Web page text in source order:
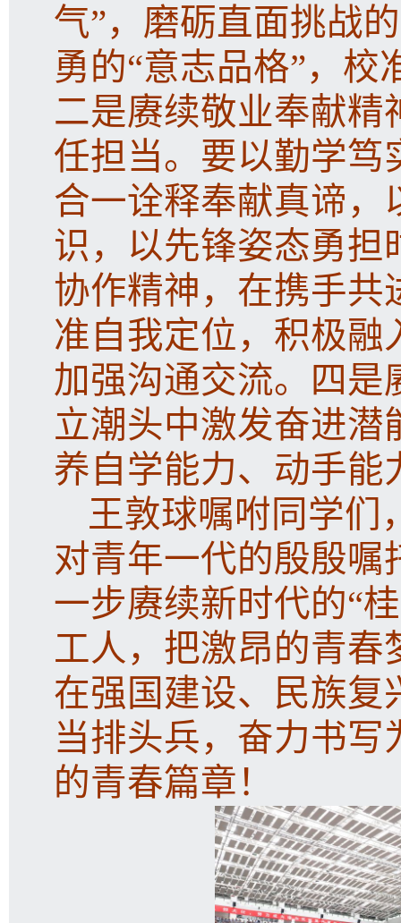
气”，磨砺直面挑战
勇的“意志品格”，校
二是赓续敬业奉献精
任担当。要以勤学笃
合一诠释奉献真谛，
识，以先锋姿态勇担
协作精神，在携手共
准自我定位，积极融
加强沟通交流。四是
立潮头中激发奋进潜
养自学能力、动手能
王敦球嘱咐同学们
对青年一代的殷殷嘱
一步赓续新时代的“
工人，把激昂的青春
在强国建设、民族复
当排头兵，奋力书
的青春篇章！